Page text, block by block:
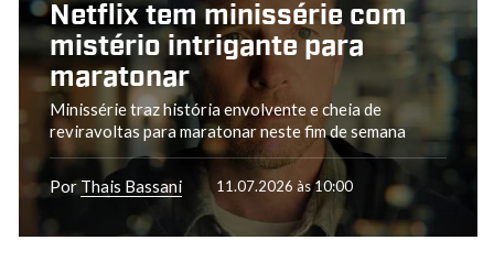
Netflix tem minissérie com
mistério intrigante para
maratonar
Minissérie traz história envolvente e cheia de
reviravoltas para maratonar neste fim de semana
Por Thais Bassani 11.07.2026 às 10:00